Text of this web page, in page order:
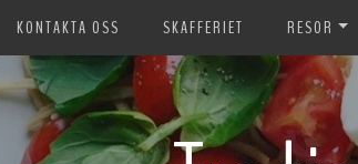
KONTAKTA OSS SKAFFERIET RESOR